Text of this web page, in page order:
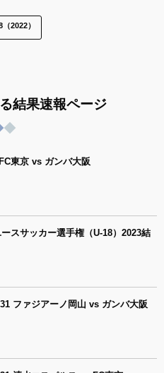
2022）
結果速報ページ
東京 vs ガンバ大阪
スサッカー選手権（U-18）2023結
31 ファジアーノ岡山 vs ガンバ大阪